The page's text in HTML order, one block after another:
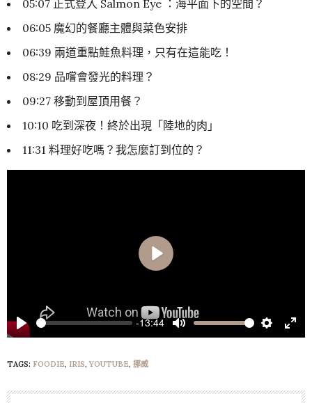
05:07 正式登入 Salmon Eye ：海平面下的空間？
06:05 魔幻的餐廳主體與菜色安排
06:39 兩道重點鮭魚料理，只有在這能吃！
08:29 品嚐會發光的料理？
09:27 移動到屋頂用餐？
10:10 吃到深夜！終於出現「陸地的肉」
11:31 料理好吃嗎？我怎麼訂到位的？
Play
-13:44
Mute Settings
Play
TAGS: FOODIE, IRIS,YOUTUBE, 挪威